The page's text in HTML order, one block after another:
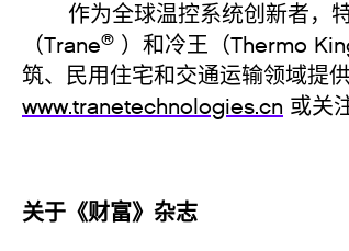
作为全球温控系统创新者，特
（Trane® ）和冷王（Thermo
筑、民用住宅和交通运输领域提
www.tranetechnologies.cn 或关
关于《财富》杂志